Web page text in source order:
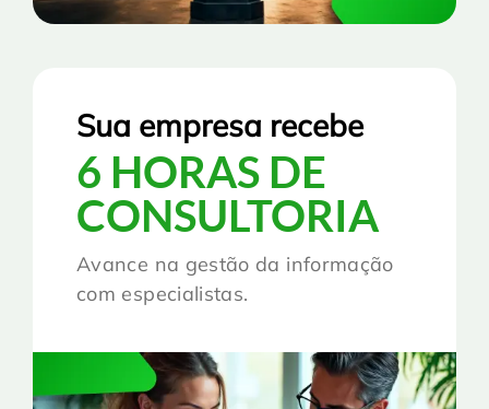
Sua empresa recebe
6 HORAS DE
CONSULTORIA
Avance na gestão da informação
com especialistas.